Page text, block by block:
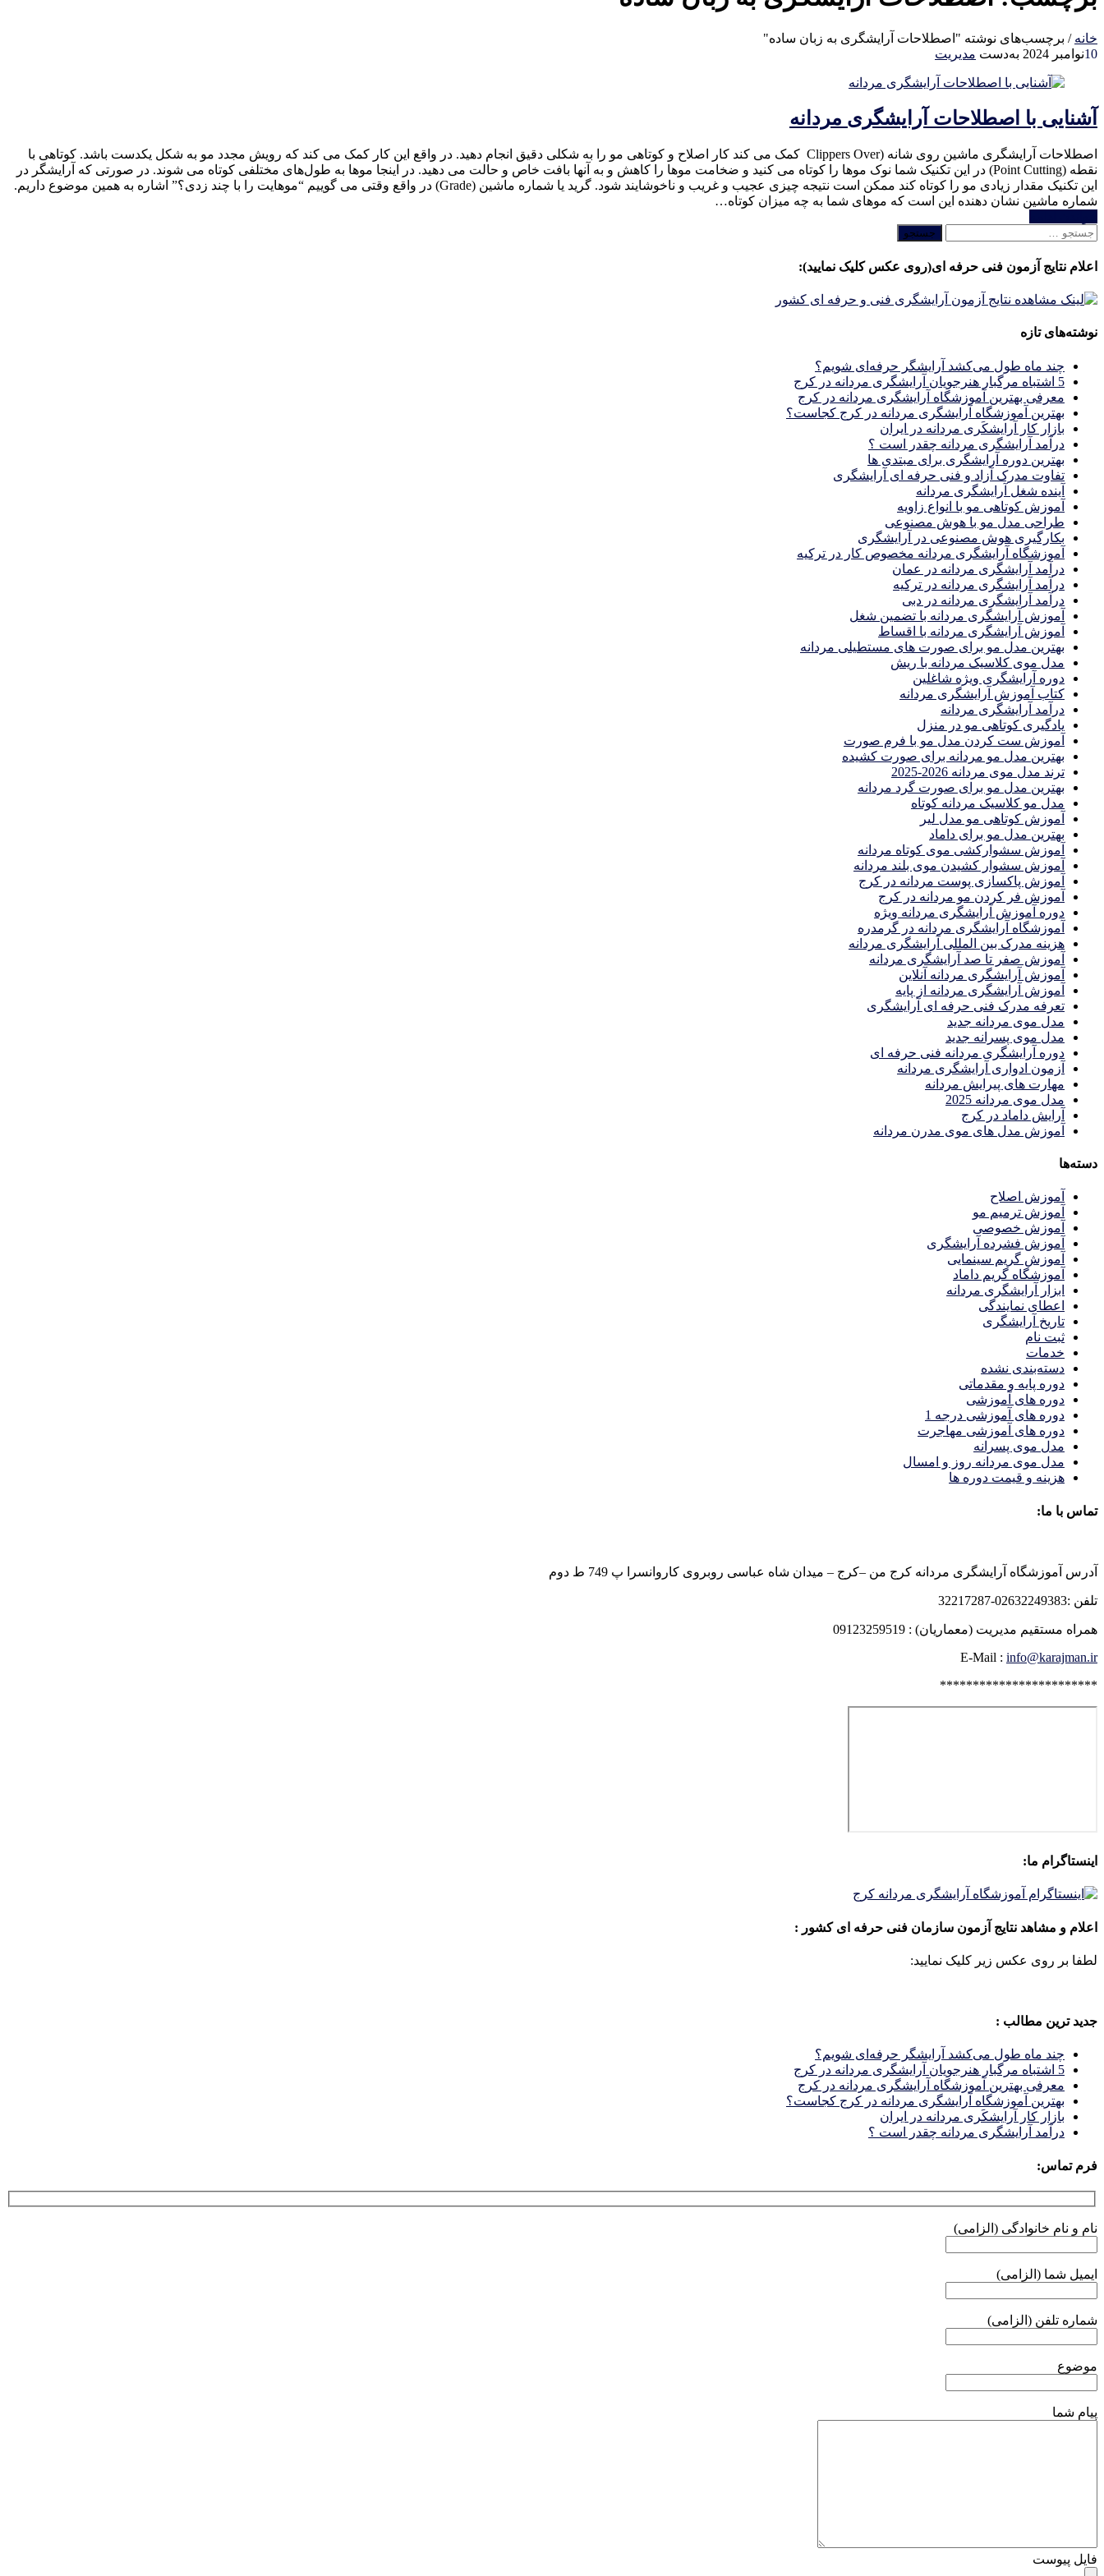
خانه / برچسب‌های نوشته "اصطلاحات آرایشگری به زبان ساده"
10نوامبر 2024 به‌دست مدیریت
آشنایی با اصطلاحات آرایشگری مردانه
اصطلاحات آرایشگری ماشین روی شانه (Clippers Over کمک می کند کار اصلاح و کوتاهی مو را به شکلی دقیق انجام دهید. در واقع این کار کمک می کند که رویش مجدد مو به شکل یکدست باشد. کوتاهی با
نقطه (Point Cutting) در این تکنیک شما نوک موها را کوتاه می کنید و ضخامت موها را کاهش و به آنها بافت خاص و حالت می دهید. در اینجا موها به طول‌های مختلفی کوتاه می شوند. در صورتی که آرایشگر در
این تکنیک مقدار زیادی مو را کوتاه کند ممکن است نتیجه چیزی عجیب و غریب و ناخوشایند شود. گرید یا شماره ماشین (Grade) در واقع وقتی می گوییم “موهایت را با چند زدی؟” اشاره به همین موضوع داریم.
شماره ماشین نشان دهنده این است که موهای شما به چه میزان کوتاه…
جستجو
اعلام نتایج آزمون فنی حرفه ای(روی عکس کلیک نمایید):
نوشته‌های تازه
چند ماه طول می‌کشد آرایشگر حرفه‌ای شویم؟
5 اشتباه مرگبار هنرجویان آرایشگری مردانه در کرج
معرفی بهترین آموزشگاه آرایشگری مردانه در کرج
بهترین آموزشگاه آرایشگری مردانه در کرج کجاست؟
بازار كار آرايشكَرى مردانه در ايران
درآمد آرایشگری مردانه چقدر است ؟
بهترین دوره آرایشگری برای مبتدی ها
تفاوت مدرک آزاد و فنی حرفه ای آرایشگری
آینده شغل آرایشگری مردانه
آموزش کوتاهی مو با انواع زاویه
طراحی مدل مو با هوش مصنوعی
بکارگیری هوش مصنوعی در آرایشگری
آموزشگاه آرایشگری مردانه مخصوص کار در ترکیه
درآمد آرایشگری مردانه در عمان
درآمد آرایشگری مردانه در ترکیه
درآمد آرایشگری مردانه در دبی
آموزش آرایشگری مردانه با تضمین شغل
آموزش آرایشگری مردانه با اقساط
بهترین مدل مو برای صورت های مستطیلی مردانه
مدل موی کلاسیک مردانه با ریش
دوره آرایشگری ویژه شاغلین
کتاب آموزش آرایشگری مردانه
درآمد آرایشگری مردانه
یادگیری كوتاهى مو در منزل
آموزش ست كردن مدل مو با فرم صورت
بهترین مدل مو مردانه برای صورت کشیده
ترند مدل موی مردانه 2026-2025
بهترين مدل مو براى صورت گرد مردانه
مدل مو کلاسیک مردانه کوتاه
آموزش کوتاهی مو مدل لیر
بهترین مدل مو برای داماد
آموزش سشوارکشی موی کوتاه مردانه
آموزش سشوار کشیدن موی بلند مردانه
آموزش پاکسازی پوست مردانه در کرج
آموزش فر کردن مو مردانه در کرج
دوره آموزش آرایشگری مردانه ویژه
آموزشگاه آرایشگری مردانه در گرمدره
هزینه مدرک بین المللی آرایشگری مردانه
آموزش صفر تا صد آرایشگری مردانه
آموزش آرایشگری مردانه آنلاین
آموزش آرایشگری مردانه از پایه
تعرفه مدرک فنی حرفه ای آرایشگری
مدل موی مردانه جدید
مدل موی پسرانه جدید
دوره آرایشگری مردانه فنی حرفه ای
آزمون ادواری آرایشگری مردانه
مهارت های پیرایش مردانه
مدل موی مردانه 2025
آرایش داماد در کرج
آموزش مدل های موی مدرن مردانه
دسته‌ها
آموزش اصلاح
آموزش ترمیم مو
آموزش خصوصی
آموزش فشرده آرایشگری
آموزش گریم سینمایی
آموزشگاه گریم داماد
ابزار آرایشگری مردانه
اعطای نمایندگی
تاریخ آرایشگری
ثبت نام
خدمات
دسته‌بندی نشده
دوره پایه و مقدماتی
دوره های آموزشی
دوره های آموزشی درجه 1
دوره های آموزشی مهاجرت
مدل موی پسرانه
مدل موی مردانه روز و امسال
هزینه و قیمت دوره ها
تماس با ما:
آدرس آموزشگاه آرایشگری مردانه کرج من –کرج – میدان شاه عباسی روبروی کاروانسرا پ 749 ط دوم
تلفن :02632249383-32217287
همراه مستقیم مدیریت (معماریان) : 09123259519
E-Mail : info@karajman.ir
************************
اینستاگرام ما:
اعلام و مشاهد نتایج آزمون سازمان فنی حرفه ای کشور :
لطفا بر روی عکس زیر کلیک نمایید:
جدید ترین مطالب :
چند ماه طول می‌کشد آرایشگر حرفه‌ای شویم؟
5 اشتباه مرگبار هنرجویان آرایشگری مردانه در کرج
معرفی بهترین آموزشگاه آرایشگری مردانه در کرج
بهترین آموزشگاه آرایشگری مردانه در کرج کجاست؟
بازار كار آرايشكَرى مردانه در ايران
درآمد آرایشگری مردانه چقدر است ؟
فرم تماس:
نام و نام خانوادگی (الزامی)
ایمیل شما (الزامی)
شماره تلفن (الزامی)
موضوع
پیام شما
فایل پیوست